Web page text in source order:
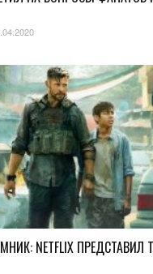
NETFLIX ПРЕДСТАВИЛ